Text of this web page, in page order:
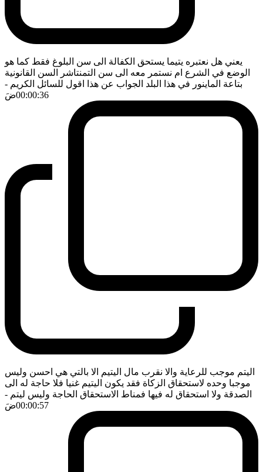
يعني هل نعتبره يتيما يستحق الكفالة الى سن البلوغ فقط كما هو
الوضع في الشرع ام نستمر معه الى سن التمنتاشر السن القانونية
بتاعة الماينور في هذا البلد الجواب عن هذا اقول للسائل الكريم -
00:00:36ضَ
اليتم موجب للرعاية والا نقرب مال اليتيم الا بالتي هي احسن وليس
موجبا وحده لاستحقاق الزكاة فقد يكون اليتيم غنيا فلا حاجة له الى
الصدقة ولا استحقاق له فيها فمناط الاستحقاق الحاجة وليس ليتم -
00:00:57ضَ